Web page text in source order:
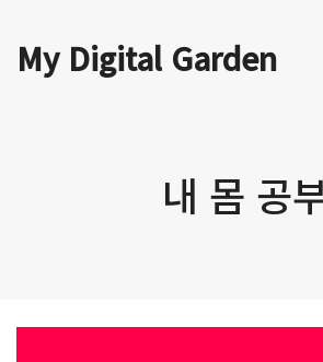
My Digital Garden
내 몸 공